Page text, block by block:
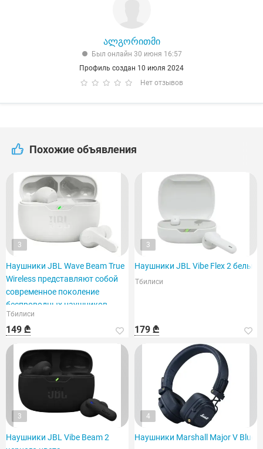
ალგორითმი
Был онлайн 30 июня 16:57
Профиль создан 10 июля 2024
Нет отзывов
Похожие объявления
3
Наушники JBL Wave Beam True
Wireless представляют собой
современное поколение
беспроводных наушников.
Тбилиси
149 ₾
3
Наушники JBL Vibe Flex 2 белые
Тбилиси
179 ₾
3
Наушники JBL Vibe Beam 2
4
Наушники Marshall Major V Blue